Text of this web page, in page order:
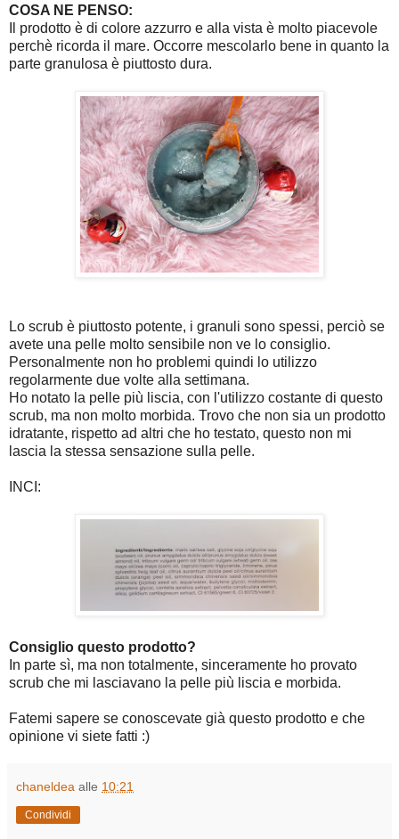
COSA NE PENSO:
Il prodotto è di colore azzurro e alla vista è molto piacevole
perchè ricorda il mare. Occorre mescolarlo bene in quanto la
parte granulosa è piuttosto dura.
Lo scrub è piuttosto potente, i granuli sono spessi, perciò se
avete una pelle molto sensibile non ve lo consiglio.
Personalmente non ho problemi quindi lo utilizzo
regolarmente due volte alla settimana.
Ho notato la pelle più liscia, con l'utilizzo costante di questo
scrub, ma non molto morbida. Trovo che non sia un prodotto
idratante, rispetto ad altri che ho testato, questo non mi
lascia la stessa sensazione sulla pelle.
INCI:
Consiglio questo prodotto?
In parte sì, ma non totalmente, sinceramente ho provato
scrub che mi lasciavano la pelle più liscia e morbida.
Fatemi sapere se conoscevate già questo prodotto e che
opinione vi siete fatti :)
chaneldea alle 10:21
Condividi